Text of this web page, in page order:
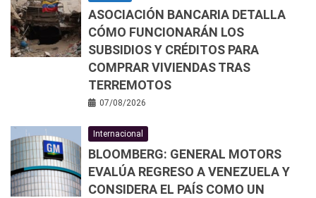
ASOCIACIÓN BANCARIA DETALLA
CÓMO FUNCIONARÁN LOS
SUBSIDIOS Y CRÉDITOS PARA
COMPRAR VIVIENDAS TRAS
TERREMOTOS
07/08/2026
Internacional
BLOOMBERG: GENERAL MOTORS
EVALÚA REGRESO A VENEZUELA Y
CONSIDERA EL PAÍS COMO UN